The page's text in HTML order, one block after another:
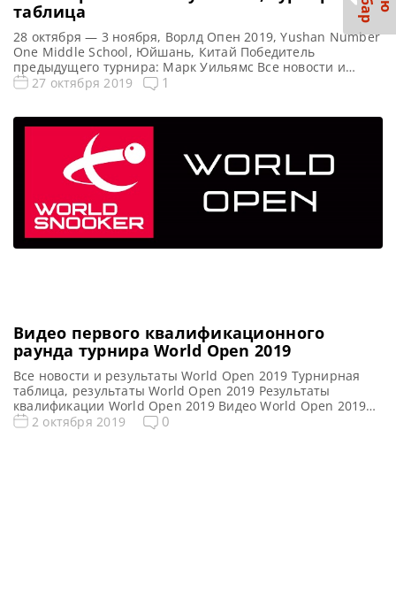
таблица
28 октября — 3 ноября, Ворлд Опен 2019, Yushan Number
One Middle School, Юйшань, Китай Победитель
предыдущего турнира: Марк Уильямс Все новости и
результаты World Open 2019 Результаты квалификации
финала 1/4 финала 1/2 финала Финал 9 фреймов (до […]
27 октября 2019 1
Видео первого квалификационного
раунда турнира World Open 2019
Все новости и результаты World Open 2019 Турнирная
таблица, результаты World Open 2019 Результаты
квалификации World Open 2019 Видео World Open 2019
Видеоповторы Ворлд Опен по снукеру 2019. Первый
2 октября 2019 0